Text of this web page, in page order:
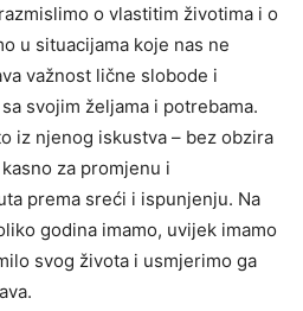
o vlastitim životima i o
u situacijama koje nas ne
važnost lične slobode i
svojim željama i potrebama.
iz njenog iskustva – bez obzira
za promjenu i
prema sreći i ispunjenju. Na
godina imamo, uvijek imamo
svog života i usmjerimo ga